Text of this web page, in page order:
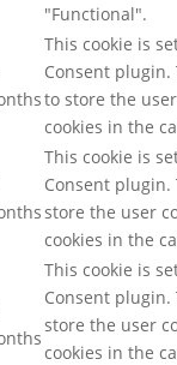
"Functional".
This cookie is
Consent plugin.
to store the
cookies in the
This cookie is
Consent plugin.
store the user
cookies in the
This cookie is
Consent plugin.
store the user
cookies in the